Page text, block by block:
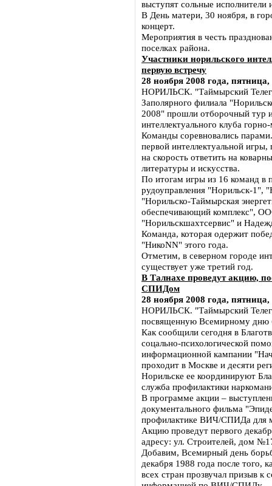
выступят сольные
В День матери, 30 ноября, в
концерт.
Мероприятия в честь
поселках района.
Участники норильского
первую встречу
28 ноября 2008 года, пятница,
НОРИЛЬСК. "Таймырский
Заполярного филиала
2008" прошли отборочный тур
интеллектуального клуба
Команды соревновались
первой интеллектуальной
на скорость ответить на
литературы и искусства.
По итогам игры из 16 команд
рудоуправления "Норильск-1",
"Норильско-Таймырская
обеспечивающий комплекс",
"Норильскшахтсервис" и
Команда, которая одержит
"НикоNN" этого года.
Отметим, в северном городе
существует уже третий год.
В Талнахе проведут акцию,
СПИДом
28 ноября 2008 года, пятница,
НОРИЛЬСК. "Таймырский
посвященную Всемирному
Как сообщили сегодня в
соцально-психологической
информационной кампании
проходит в Москве и десяти
Норильске ее координируют
служба профилактики
В программе акции –
документального фильма
профилактике ВИЧ/СПИДа для
Акцию проведут первого
адресу: ул. Строителей, дом
Добавим, Всемирный день
декабря 1988 года после того,
всех стран прозвучал призыв